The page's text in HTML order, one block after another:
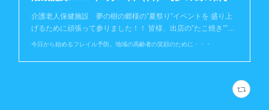
介護老人保健施設 夢の樹の郷様の”夏祭り”イベントを 盛り上
げるために頑張って参りました！！ 皆様、出店の”たこ焼き””…
今日から始めるフレイル予防。地域の高齢者の笑顔のために・・・